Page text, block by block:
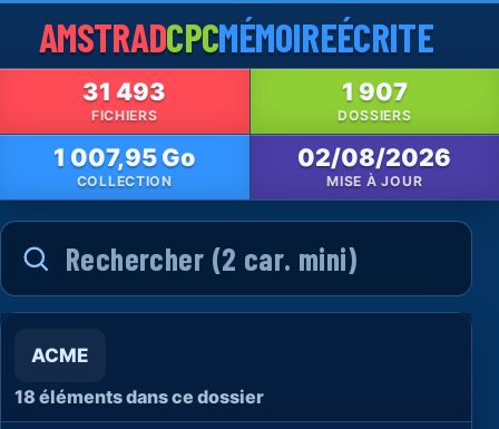
AMSTRADCPCMÉMOIREÉCRITE
31 493
FICHIERS
1 907
DOSSIERS
1 007,95 Go
COLLECTION
02/08/2026
MISE À JOUR
ACME
18 éléments dans ce dossier